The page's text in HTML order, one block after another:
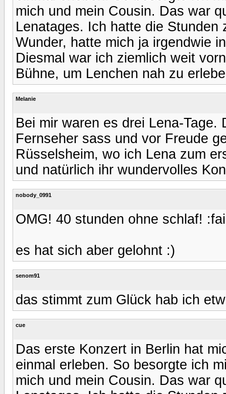
mich und mein Cousin. Das war
Lenatages. Ich hatte die
Wunder, hatte mich ja irgendwie
Diesmal war ich ziemlich weit
Bühne, um Lenchen nah zu
Melanie
Bei mir waren es drei Lena-
Fernseher sass und vor Freude
Rüsselsheim, wo ich Lena zum
und natürlich ihr wundervolles
nobody_0991
OMG! 40 stunden ohne schlaf!
es hat sich aber gelohnt :)
senom91
das stimmt zum Glück hab ich
cue
Das erste Konzert in Berlin hat
einmal erleben. So besorgte ich
mich und mein Cousin. Das war